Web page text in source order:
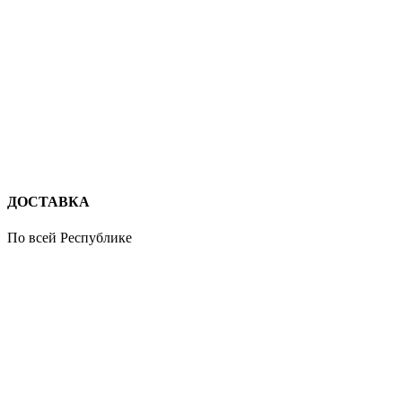
ДОСТАВКА
По всей Республике